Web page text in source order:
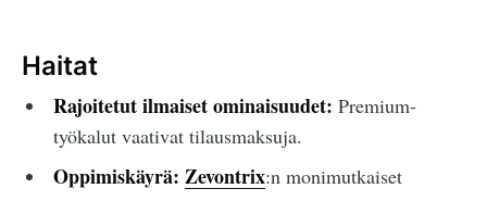
Haitat
Rajoitetut ilmaiset ominaisuudet: Premium-
työkalut vaativat tilausmaksuja.
Oppimiskäyrä: Zevontrix:n monimutkaiset